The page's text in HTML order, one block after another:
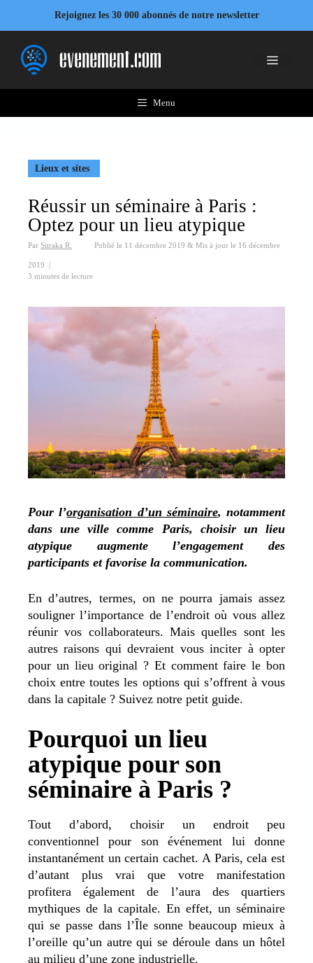
contenu
Rejoignez les 30 000 abonnés de notre newsletter
Menu
Menu
Lieux et sites
Réussir un séminaire à Paris :
Optez pour un lieu atypique
Par Sitraka R. Publié le 11 décembre 2019 & Mis à jour le 16 décembre
2019 |
3 minutes de lecture
Pour l’organisation d’un séminaire, notamment
dans une ville comme Paris, choisir un lieu
atypique augmente l’engagement des
participants et favorise la communication.
En d’autres, termes, on ne pourra jamais assez
souligner l’importance de l’endroit où vous allez
réunir vos collaborateurs. Mais quelles sont les
autres raisons qui devraient vous inciter à opter
pour un lieu original ? Et comment faire le bon
choix entre toutes les options qui s’offrent à vous
dans la capitale ? Suivez notre petit guide.
Pourquoi un lieu
atypique pour son
séminaire à Paris ?
Tout d’abord, choisir un endroit peu
conventionnel pour son événement lui donne
instantanément un certain cachet. A Paris, cela est
d’autant plus vrai que votre manifestation
profitera également de l’aura des quartiers
mythiques de la capitale. En effet, un séminaire
qui se passe dans l’Île sonne beaucoup mieux à
l’oreille qu’un autre qui se déroule dans un hôtel
au milieu d’une zone industrielle.